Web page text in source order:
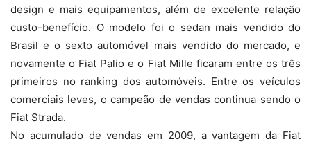
design e mais equipamentos, além de excelente relação
custo-benefício. O modelo foi o sedan mais vendido do
Brasil e o sexto automóvel mais vendido do mercado, e
novamente o Fiat Palio e o Fiat Mille ficaram entre os três
primeiros no ranking dos automóveis. Entre os veículos
comerciais leves, o campeão de vendas continua sendo o
Fiat Strada.
No acumulado de vendas em 2009, a vantagem da Fiat